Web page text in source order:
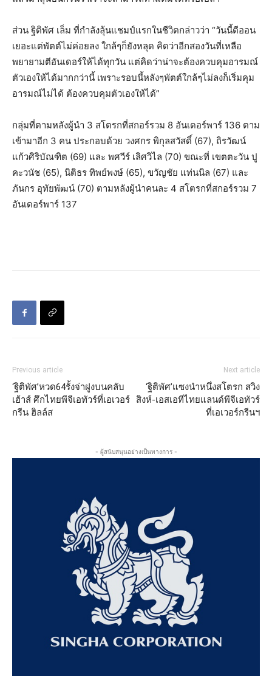
ส่วน ฐิติพัศ เล็ม ที่กำลังลุ้นแชมป์แรกในชีวิตกล่าวว่า “วันนี้ตีออน
เยอะแต่พัตต์ไม่ค่อยลง ใกล้ๆก็ยังหลุด คิดว่าอีกสองวันที่เหลือ
พยายามตีอันเดอร์ให้ได้ทุกวัน แต่คิดว่าน่าจะต้องควบคุมอารมณ์
ตัวเองให้ได้มากกว่านี้ เพราะรอบนี้หลังๆพัตต์ใกล้ๆไม่ลงก็เริ่มคุม
อารมณ์ไม่ได้ ต้องควบคุมตัวเองให้ได้”
กลุ่มที่ตามหลังผู้นำ 3 สโตรกที่สกอร์รวม 8 อันเดอร์พาร์ 136 ตาม
เข้ามาอีก 3 คน ประกอบด้วย วงศกร พิกุลสวัสดิ์ (67), ถิรวัฒน์
แก้วศิริบัณฑิต (69) และ พศวีร์ เลิศวิไล (70) ขณะที่ เขตตะวัน ปู
คะวนัช (65), นิติธร ทิพย์พงษ์ (65), ขวัญชัย แท่นนิล (67) และ
ภันกร อุทัยพัฒน์ (70) ตามหลังผู้นำคนละ 4 สโตรกที่สกอร์รวม 7
อันเดอร์พาร์ 137
Previous article
‘ฐิติพัศ’หวด64รั้งจ่าฝูงบนคลับ
เฮ้าส์ ศึกไทยพีจีเอทัวร์ที่เอเวอร์
กรีน ฮิลล์ส
Next article
‘ฐิติพัศ’แซงนำหนึ่งสโตรก สวิง
สิงห์-เอสเอทีไทยแลนด์พีจีเอทัวร์
ที่เอเวอร์กรีนฯ
- ผู้สนับสนุนอย่างเป็นทางการ -